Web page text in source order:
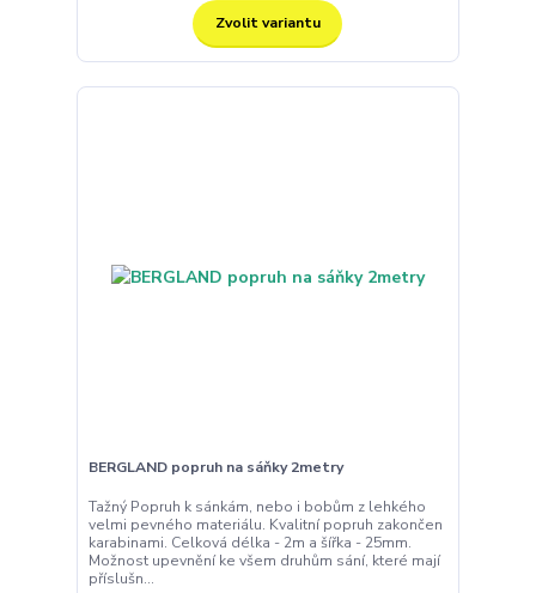
Zvolit variantu
BERGLAND popruh na sáňky 2metry
Tažný Popruh k sánkám, nebo i bobům z lehkého
velmi pevného materiálu. Kvalitní popruh zakončen
karabinami. Celková délka - 2m a šířka - 25mm.
Možnost upevnění ke všem druhům sání, které mají
příslušn...